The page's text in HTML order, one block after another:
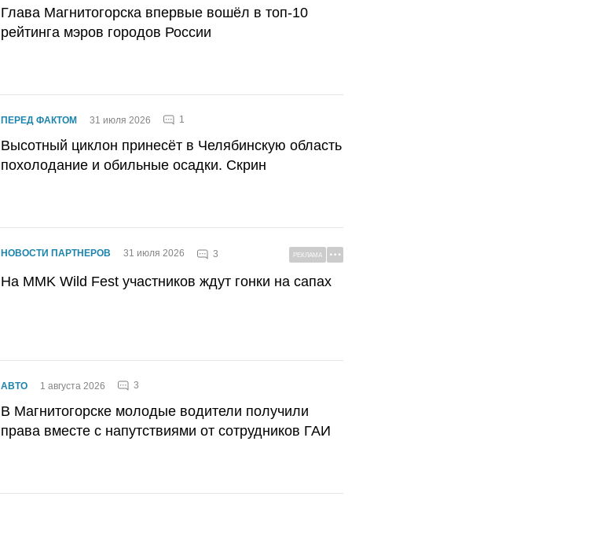
Глава Магнитогорска впервые вошёл в топ-10
рейтинга мэров городов России
ПЕРЕД ФАКТОМ 31 июля 2026 1
Высотный циклон принесёт в Челябинскую область
похолодание и обильные осадки. Скрин
НОВОСТИ ПАРТНЕРОВ 31 июля 2026 3 РЕКЛАМА
На MMK Wild Fest участников ждут гонки на сапах
АВТО 1 августа 2026 3
В Магнитогорске молодые водители получили
права вместе с напутствиями от сотрудников ГАИ